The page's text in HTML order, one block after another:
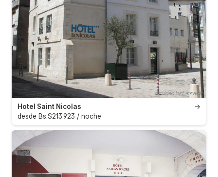
→
Hotel Saint Nicolas
desde Bs.S213.923 / noche